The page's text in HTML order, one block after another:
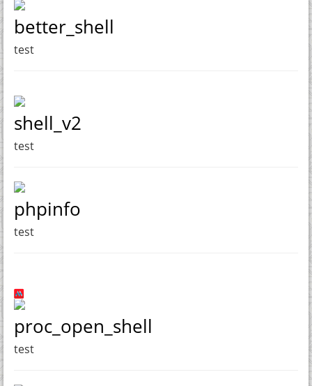
better_shell
test
shell_v2
test
phpinfo
test
proc_open_shell
test